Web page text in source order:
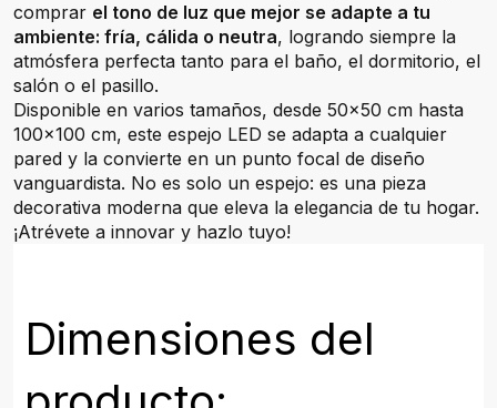
comprar el tono de luz que mejor se adapte a tu
ambiente: fría, cálida o neutra, logrando siempre la
atmósfera perfecta tanto para el baño, el dormitorio, el
salón o el pasillo.
Disponible en varios tamaños, desde 50×50 cm hasta
100×100 cm, este espejo LED se adapta a cualquier
pared y la convierte en un punto focal de diseño
vanguardista. No es solo un espejo: es una pieza
decorativa moderna que eleva la elegancia de tu hogar.
¡Atrévete a innovar y hazlo tuyo!
Dimensiones del